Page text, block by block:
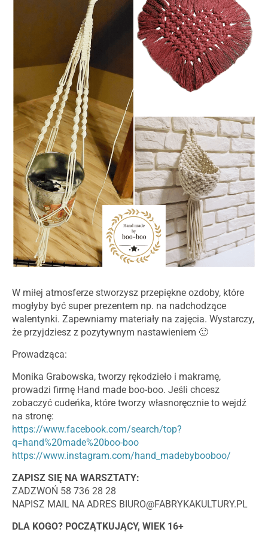
W miłej atmosferze stworzysz przepiękne ozdoby, które
mogłyby być super prezentem np. na nadchodzące
walentynki. Zapewniamy materiały na zajęcia. Wystarczy,
że przyjdziesz z pozytywnym nastawieniem 🙂
Prowadząca:
Monika Grabowska, tworzy rękodzieło i makramę,
prowadzi firmę Hand made boo-boo. Jeśli chcesz
zobaczyć cudeńka, które tworzy własnoręcznie to wejdź
na stronę:
https://www.facebook.com/search/top?
q=hand%20made%20boo-boo
https://www.instagram.com/hand_madebybooboo/
ZAPISZ SIĘ NA WARSZTATY:
ZADZWOŃ 58 736 28 28
NAPISZ MAIL NA ADRES BIURO@FABRYKAKULTURY.PL
DLA KOGO? POCZĄTKUJĄCY, WIEK 16+